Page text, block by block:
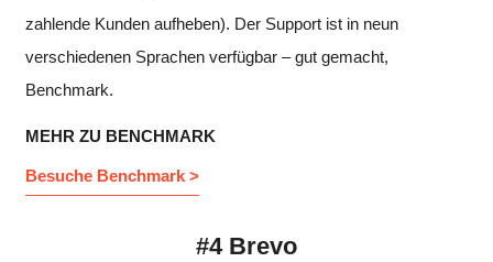
zahlende Kunden aufheben). Der Support ist in neun
verschiedenen Sprachen verfügbar – gut gemacht,
Benchmark.
MEHR ZU BENCHMARK
Besuche Benchmark >
#4 Brevo